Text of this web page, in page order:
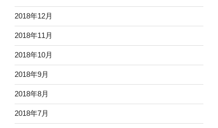
2018年12月
2018年11月
2018年10月
2018年9月
2018年8月
2018年7月